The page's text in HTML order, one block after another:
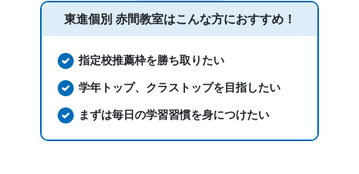
東進個別 赤間教室はこんな方におすすめ！
指定校推薦枠を勝ち取りたい
学年トップ、クラストップを目指したい
まずは毎日の学習習慣を身につけたい